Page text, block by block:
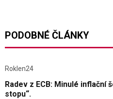
PODOBNÉ ČLÁNKY
Roklen24
Radev z ECB: Minulé inflační
stopu“.